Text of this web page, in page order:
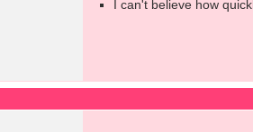
I can't believe how